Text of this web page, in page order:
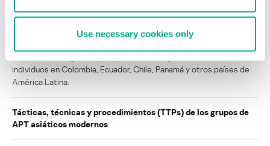
Use necessary cookies only
BlindEagle vuela alto en LATAM
individuos en Colombia, Ecuador, Chile, Panamá y otros países de
América Latina.
Tácticas, técnicas y procedimientos (TTPs) de los grupos de
APT asiáticos modernos